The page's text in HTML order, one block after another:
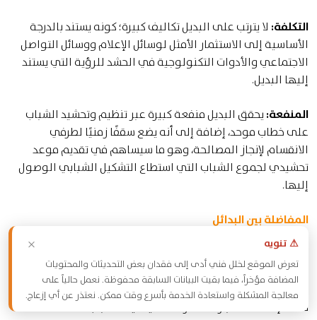
التكلفة: لا يترتب على البديل تكاليف كبيرة؛ كونه يستند بالدرجة
الأساسية إلى الاستثمار الأمثل لوسائل الإعلام ووسائل التواصل
الاجتماعي والأدوات التكنولوجية في الحشد للرؤية التي يستند
إليها البديل.
المنفعة: يحقق البديل منفعة كبيرة عبر تنظيم وتحشيد الشباب
على خطاب موحد، إضافة إلى أنه يضع سقفًا زمنيًا لطرفي
الانقسام لإنجاز المصالحة، وهو ما سيساهم في تقديم موعد
تحشيدي لجموع الشباب التي استطاع التشكيل الشبابي الوصول
إليها.
المفاضلة بين البدائل
في الواقع، إن البدائل هي مكملة لبعضها البعض، وعلى الرغم
من أن البديل الأول يحتاج إلى وقت لتحقيق حضور قيادي شبابي
حقيقي في المواقع المختلفة، فإنه يمثل حاجة وطنية وشبابية
مُلحة لإعادة الاعتبار للمشاركة السياسية للشباب.
⚠ تنويه ×
تعرض الموقع لخلل فني أدى إلى فقدان بعض التحديثات والمحتويات
المضافة مؤخراً، فيما بقيت البيانات السابقة محفوظة. نعمل حالياً على
معالجة المشكلة واستعادة الخدمة بأسرع وقت ممكن. نعتذر عن أي إزعاج.